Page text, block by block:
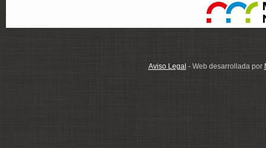
Aviso Legal - Web desarrollada por